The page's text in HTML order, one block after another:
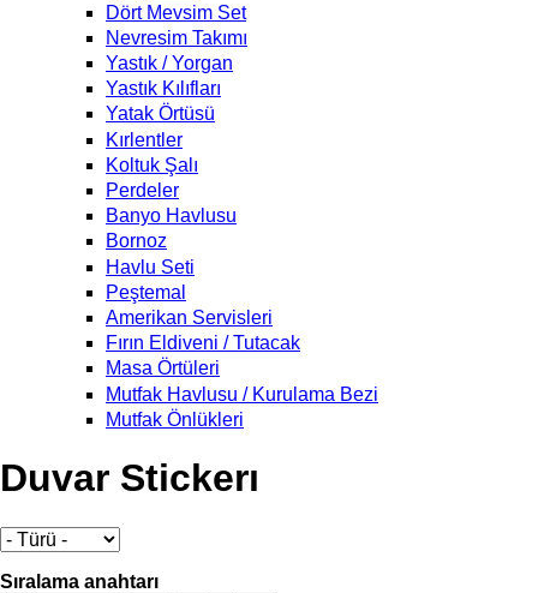
Dört Mevsim Set
Nevresim Takımı
Yastık / Yorgan
Yastık Kılıfları
Yatak Örtüsü
Kırlentler
Koltuk Şalı
Perdeler
Banyo Havlusu
Bornoz
Havlu Seti
Peştemal
Amerikan Servisleri
Fırın Eldiveni / Tutacak
Masa Örtüleri
Mutfak Havlusu / Kurulama Bezi
Mutfak Önlükleri
Duvar Stickerı
Sıralama anahtarı